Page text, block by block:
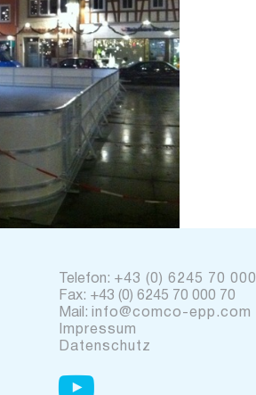
Telefon: +43 (0) 6245 70 000
Fax: +43 (0) 6245 70 000 70
Mail:
info@comco-epp.com
Impressum
Datenschutz